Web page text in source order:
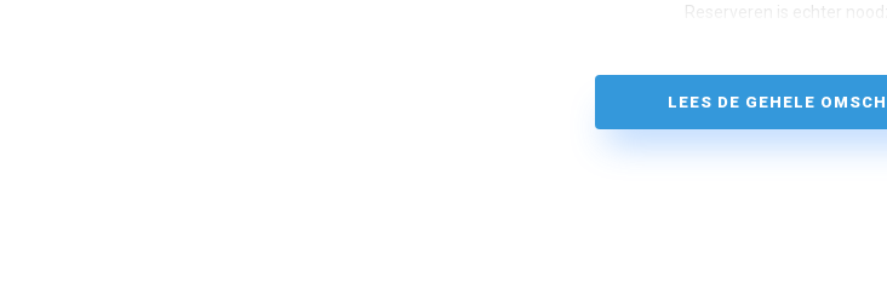
Reserveren is echter
LEES DE GEHELE